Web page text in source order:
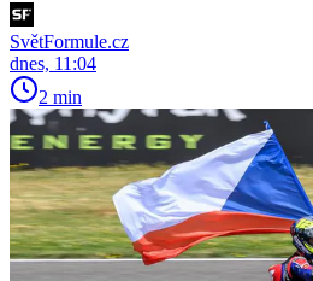
SvětFormule.cz
dnes, 11:04
2 min